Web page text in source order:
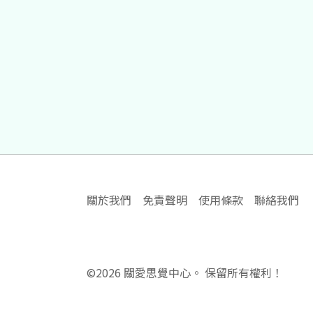
關於我們 免責聲明 使用條款 聯絡我們
©2026 關愛思覺中心。 保留所有權利！